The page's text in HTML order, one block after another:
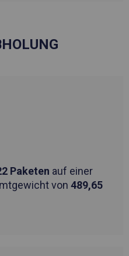
Paketen auf einer
von 489,65